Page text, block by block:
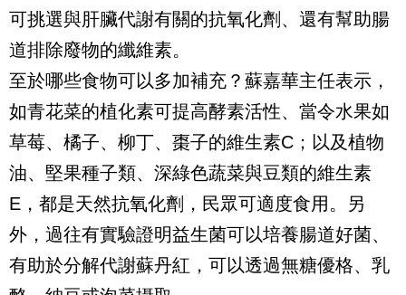
可挑選與肝臟代謝有關的抗氧化劑、還有幫助腸
道排除廢物的纖維素。
至於哪些食物可以多加補充？蘇嘉華主任表示，
如青花菜的植化素可提高酵素活性、當令水果如
草莓、橘子、柳丁、棗子的維生素C；以及植物
油、堅果種子類、深綠色蔬菜與豆類的維生素
E，都是天然抗氧化劑，民眾可適度食用。另
外，過往有實驗證明益生菌可以培養腸道好菌、
有助於分解代謝蘇丹紅，可以透過無糖優格、乳